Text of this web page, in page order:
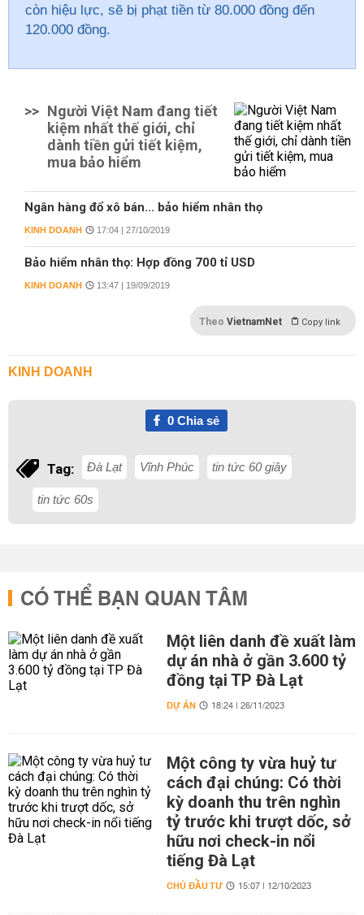
còn hiệu lực, sẽ bị phạt tiền từ 80.000 đồng đến
120.000 đồng.
>> Người Việt Nam đang tiết
kiệm nhất thế giới, chỉ
dành tiền gửi tiết kiệm,
mua bảo hiểm
Ngân hàng đổ xô bán... bảo hiểm nhân thọ
KINH DOANH 17:04 | 27/10/2019
Bảo hiểm nhân thọ: Hợp đồng 700 tỉ USD
KINH DOANH 13:47 | 19/09/2019
Theo VietnamNet Copy link
KINH DOANH
0Chia sẻ
Tag: Đà Lạt Vĩnh Phúc tin tức 60 giây
tin tức 60s
CÓ THỂ BẠN QUAN TÂM
Một liên danh đề xuất làm
dự án nhà ở gần 3.600 tỷ
đồng tại TP Đà Lạt
DỰ ÁN 18:24 | 26/11/2023
Một công ty vừa huỷ tư
cách đại chúng: Có thời
kỳ doanh thu trên nghìn
tỷ trước khi trượt dốc, sở
hữu nơi check-in nổi
tiếng Đà Lạt
CHỦ ĐẦU TƯ 15:07 | 12/10/2023